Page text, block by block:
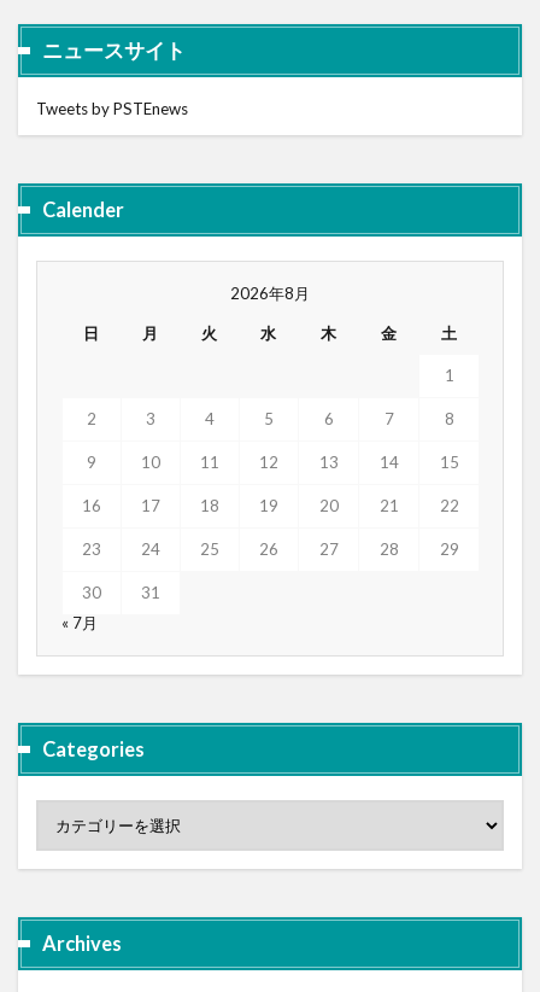
ニュースサイト
Tweets by PSTEnews
Calender
2026年8月
日 月 火 水 木 金 土
1
2 3 4 5 6 7 8
9 10 11 12 13 14 15
16 17 18 19 20 21 22
23 24 25 26 27 28 29
30
31
« 7月
Categories
Archives